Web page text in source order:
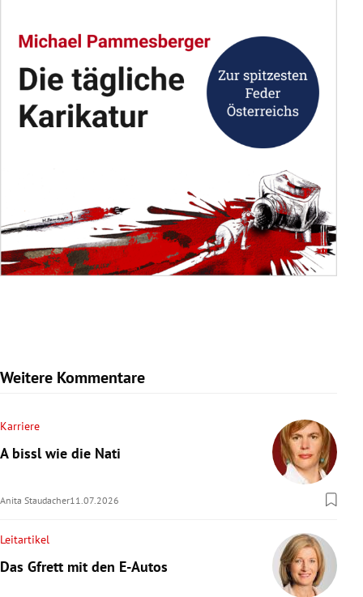
Weitere Kommentare
Karriere
A bissl wie die Nati
Anita Staudacher11.07.2026
Leitartikel
Das Gfrett mit den E-Autos